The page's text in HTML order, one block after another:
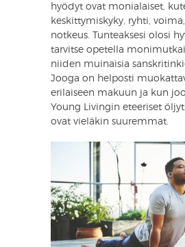
hyödyt ovat monialaiset,
keskittymiskyky, ryhti,
notkeus. Tunteaksesi olosi
tarvitse opetella
niiden muinaisia
Jooga on helposti
erilaiseen makuun ja kun
Young Livingin eteeriset
ovat vieläkin suuremmat.